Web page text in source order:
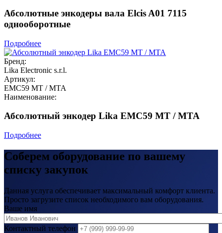
Абсолютные энкодеры вала Elcis A01 7115
однооборотные
Подробнее
Бренд:
Lika Electronic s.r.l.
Артикул:
EMC59 MT / MTA
Наименование:
Абсолютный энкодер Lika EMC59 MT / MTA
Подробнее
Соберем оборудование по вашему
списку закупок
Данная услуга обеспечивает максимальный комфорт клиента.
Просто загрузите список необходимого вам оборудования.
Ваше имя
Контактный телефон